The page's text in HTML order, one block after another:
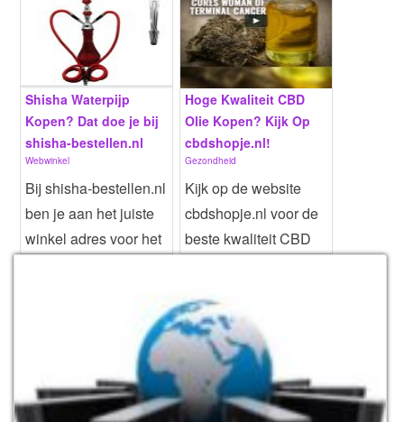
Shisha Waterpijp
Kopen? Dat doe je bij
shisha-bestellen.nl
Webwinkel
Bij shisha-bestellen.nl
ben je aan het juiste
winkel adres voor het
Hoge Kwaliteit CBD
Olie Kopen? Kijk Op
cbdshopje.nl!
Gezondheid
Kijk op de website
cbdshopje.nl voor de
beste kwaliteit CBD